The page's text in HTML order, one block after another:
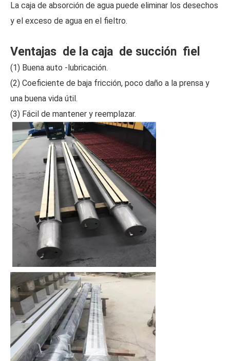
La caja de absorción de agua puede eliminar los desechos
y el exceso de agua en el fieltro.
Ventajas de la caja de succión fiel
(1) Buena auto -lubricación.
(2) Coeficiente de baja fricción, poco daño a la prensa y
una buena vida útil.
(3) Fácil de mantener y reemplazar.